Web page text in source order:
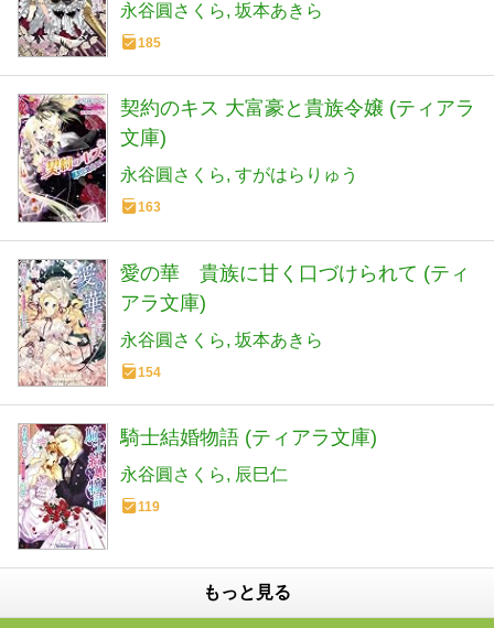
永谷圓さくら 坂本あきら
185
契約のキス 大富豪と貴族令嬢 (ティアラ
文庫)
永谷圓さくら すがはらりゅう
163
愛の華 貴族に甘く口づけられて (ティ
アラ文庫)
永谷圓さくら 坂本あきら
154
騎士結婚物語 (ティアラ文庫)
永谷圓さくら 辰巳仁
119
もっと見る